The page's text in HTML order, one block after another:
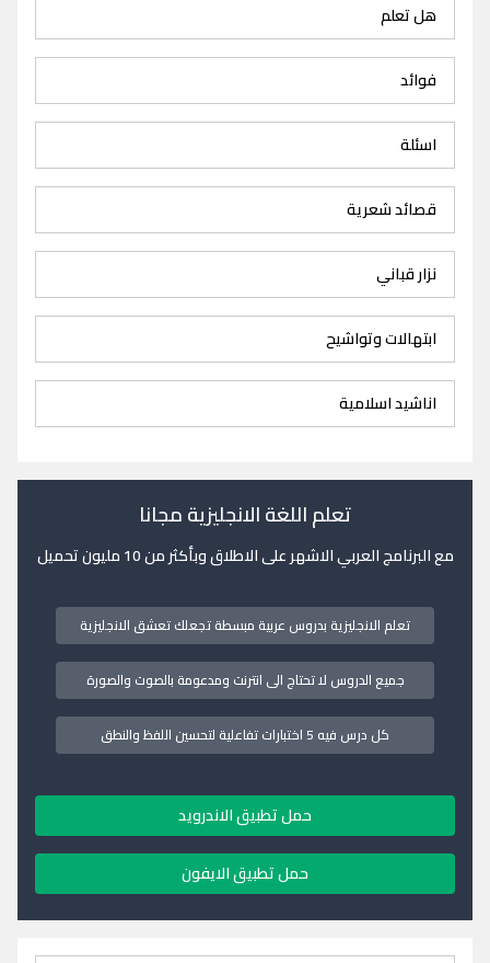
هل تعلم
فوائد
اسئلة
قصائد شعرية
نزار قباني
ابتهالات وتواشيح
اناشيد اسلامية
تعلم اللغة الانجليزية مجانا
مع البرنامج العربي الاشهر على الاطلاق وبأكثر من 10 مليون تحميل
تعلم الانجليزية بدروس عربية مبسطة تجعلك تعشق الانجليزية
جميع الدروس لا تحتاج الى انترنت ومدعومة بالصوت والصورة
كل درس فيه 5 اختبارات تفاعلية لتحسين اللفظ والنطق
حمل تطبيق الاندرويد
حمل تطبيق الايفون